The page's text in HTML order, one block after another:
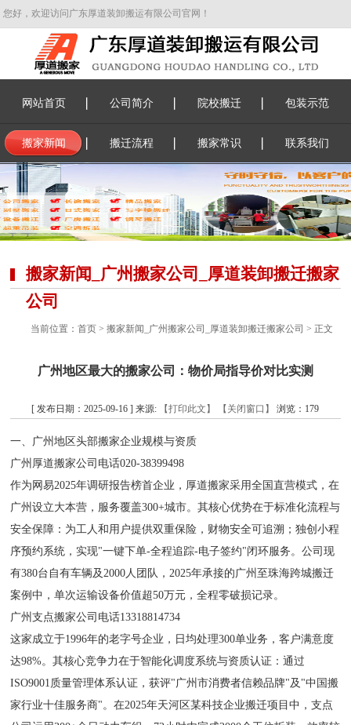
您好，欢迎访问广东厚道装卸搬运有限公司官网！
网站首页 公司简介 院校搬迁 包装示范
搬家新闻 搬迁流程 搬家常识 联系我们
搬家新闻_广州搬家公司_厚道装卸搬迁搬家
公司
当前位置： 首页> 搬家新闻_广州搬家公司_厚道装卸搬迁搬家公司 > 正文
广州地区最大的搬家公司：物价局指导价对比实测
[ 发布日期：2025-09-16 ] 来源: 【打印此文】 【关闭窗口】 浏览： 179
一、广州地区头部搬家企业规模与资质
广州厚道搬家公司电话020-38399498
作为网易2025年调研报告榜首企业，厚道搬家采用全国直营模式，在
广州设立大本营，服务覆盖300+城市。其核心优势在于标准化流程与
安全保障：为工人和用户提供双重保险，财物安全可追溯；独创小程
序预约系统，实现"一键下单-全程追踪-电子签约"闭环服务。公司现
有380台自有车辆及2000人团队，2025年承接的广州至珠海跨城搬迁
案例中，单次运输设备价值超50万元，全程零破损记录。
广州支点搬家公司电话13318814734
这家成立于1996年的老字号企业，日均处理300单业务，客户满意度
达98%。其核心竞争力在于智能化调度系统与资质认证：通过
ISO9001质量管理体系认证，获评"广州市消费者信赖品牌"及"中国搬
家行业十佳服务商"。在2025年天河区某科技企业搬迁项目中，支点